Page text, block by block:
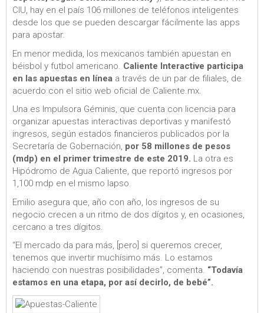
CIU, hay en el país 106 millones de teléfonos inteligentes
desde los que se pueden descargar fácilmente las apps
para apostar.
En menor medida, los mexicanos también apuestan en
béisbol y futbol americano. Caliente Interactive participa
en las apuestas en línea a través de un par de filiales, de
acuerdo con el sitio web oficial de Caliente.mx.
Una es Impulsora Géminis, que cuenta con licencia para
organizar apuestas interactivas deportivas y manifestó
ingresos, según estados financieros publicados por la
Secretaría de Gobernación, por 58 millones de pesos
(mdp) en el primer trimestre de este 2019. La otra es
Hipódromo de Agua Caliente, que reportó ingresos por
1,100 mdp en el mismo lapso.
Emilio asegura que, año con año, los ingresos de su
negocio crecen a un ritmo de dos dígitos y, en ocasiones,
cercano a tres dígitos.
“El mercado da para más, [pero] si queremos crecer,
tenemos que invertir muchísimo más. Lo estamos
haciendo con nuestras posibilidades”, comenta. “Todavía
estamos en una etapa, por así decirlo, de bebé”.